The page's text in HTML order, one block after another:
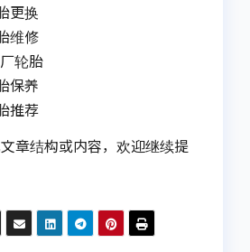
更换
维修
轮胎
保养
推荐
章结构或内容，欢迎继续提